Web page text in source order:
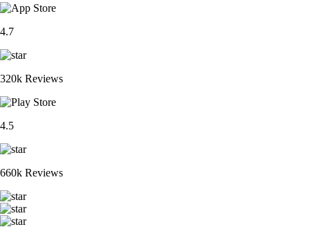
4.7
320k Reviews
4.5
660k Reviews